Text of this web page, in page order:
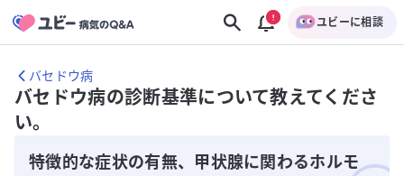
ユビーに相談
バセドウ病
バセドウ病の診断基準について教えてくださ
い。
特徴的な症状の有無、甲状腺に関わるホルモ